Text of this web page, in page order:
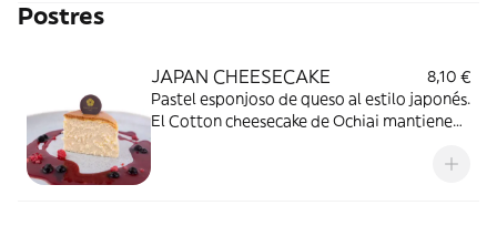
Postres
JAPAN CHEESECAKE
8,10 €
Pastel esponjoso de queso al estilo japonés.
El Cotton cheesecake de Ochiai mantiene